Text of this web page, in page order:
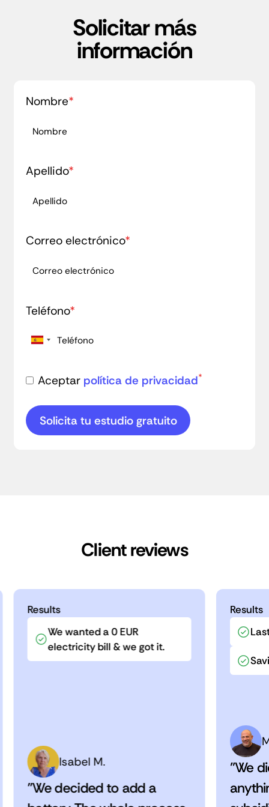
Solicitar más
información
Nombre*
Apellido*
Correo electrónico*
Teléfono*
Aceptar política de privacidad*
Client reviews
Results
We wanted a 0 EUR
electricity bill & we got it.
Isabel M.
"We decided to add a
Results
"We